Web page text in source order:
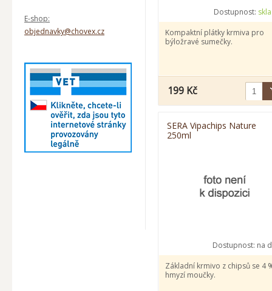
E-shop:
objednavky@chovex.cz
Dostupnost:
Kompaktní plátky krmiva pro
býložravé sumečky.
199 Kč
SERA Vipachips Nature
250ml
Dostupnost: na
Základní krmivo z chipsů se 4
hmyzí moučky.